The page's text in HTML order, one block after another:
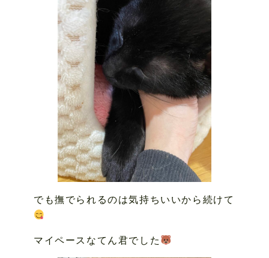
でも撫でられるのは気持ちいいから続けて
マイペースなてん君でした